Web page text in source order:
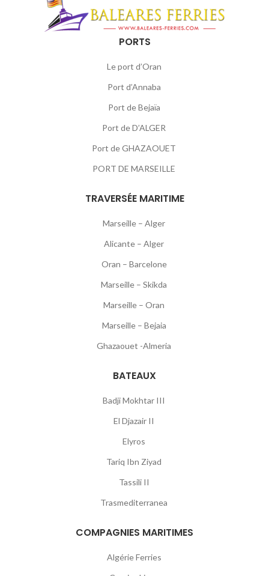
PORTS
Le port d’Oran
Port d’Annaba
Port de Bejaïa
Port de D’ALGER
Port de GHAZAOUET
PORT DE MARSEILLE
TRAVERSÉE MARITIME
Marseille – Alger
Alicante – Alger
Oran – Barcelone
Marseille – Skikda
Marseille – Oran
Marseille – Bejaia
Ghazaouet -Almeria
BATEAUX
Badji Mokhtar III
El Djazair II
Elyros
Tariq Ibn Ziyad
Tassili II
Trasmediterranea
COMPAGNIES MARITIMES
Algérie Ferries